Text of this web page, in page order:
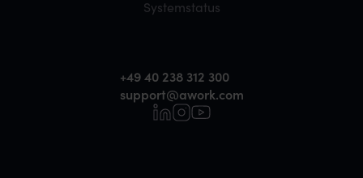
Systemstatus
+49 40 238 312 300
support@awork.com